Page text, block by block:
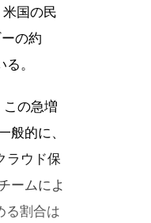
国の民
の約
。
この急増
般的に、
ラウド保
ームによ
る割合は